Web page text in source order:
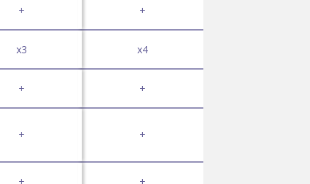
+ +
x3 x4
+ +
+ +
+ +